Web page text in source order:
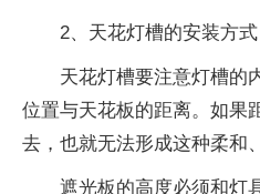
2、天花灯槽的安装方式
天花灯槽要注意灯槽的
位置与天花板的距离。如果
去，也就无法形成这种柔和
遮光板的高度必须和灯